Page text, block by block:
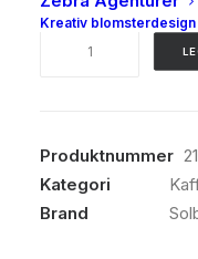
Kreativ blomsterdesign
Pyramideposer
antall
Produktnummer
Kategori
Brand